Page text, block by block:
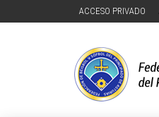
al
ACCESO PRIVADO